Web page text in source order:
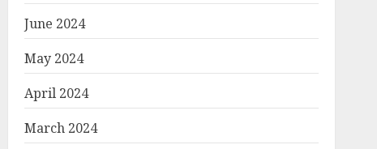
June 2024
May 2024
April 2024
March 2024